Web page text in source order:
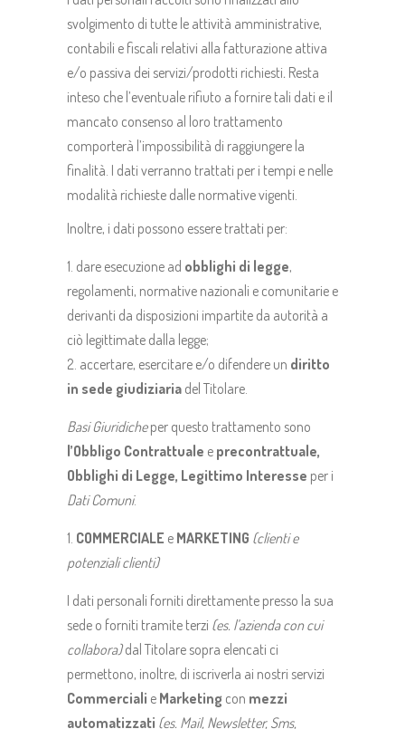
svolgimento di tutte le attività amministrative,
contabili e fiscali relativi alla fatturazione attiva
e/o passiva dei servizi/prodotti richiesti. Resta
inteso che l’eventuale rifiuto a fornire tali dati e il
mancato consenso al loro trattamento
comporterà l’impossibilità di raggiungere la
finalità. I dati verranno trattati per i tempi e nelle
modalità richieste dalle normative vigenti.
Inoltre, i dati possono essere trattati per:
dare esecuzione ad obblighi di legge,
regolamenti, normative nazionali e comunitarie e
derivanti da disposizioni impartite da autorità a
ciò legittimate dalla legge;
accertare, esercitare e/o difendere un diritto
in sede giudiziaria del Titolare.
Basi Giuridicheper questo trattamento sono
l’Obbligo Contrattuale e precontrattuale,
Obblighi di Legge, Legittimo Interesse per i
Dati Comuni.
COMMERCIALE e MARKETING (clienti e
potenziali clienti)
I dati personali forniti direttamente presso la sua
sede o forniti tramite terzi (es. l’azienda con cui
collabora)dal Titolare sopra elencati ci
permettono, inoltre, di iscriverla ai nostri servizi
Commerciali e Marketing con mezzi
automatizzati (es. Mail, Newsletter, Sms,